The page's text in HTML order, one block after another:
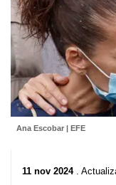
Ana Escobar | EFE
11 nov 2024.